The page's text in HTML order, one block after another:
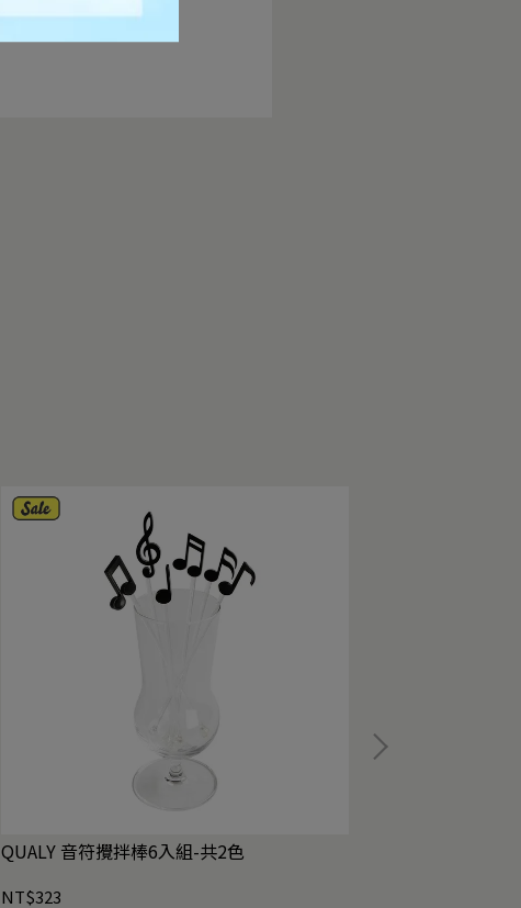
QUALY 音符攪拌棒6入組-共2色
NT$323